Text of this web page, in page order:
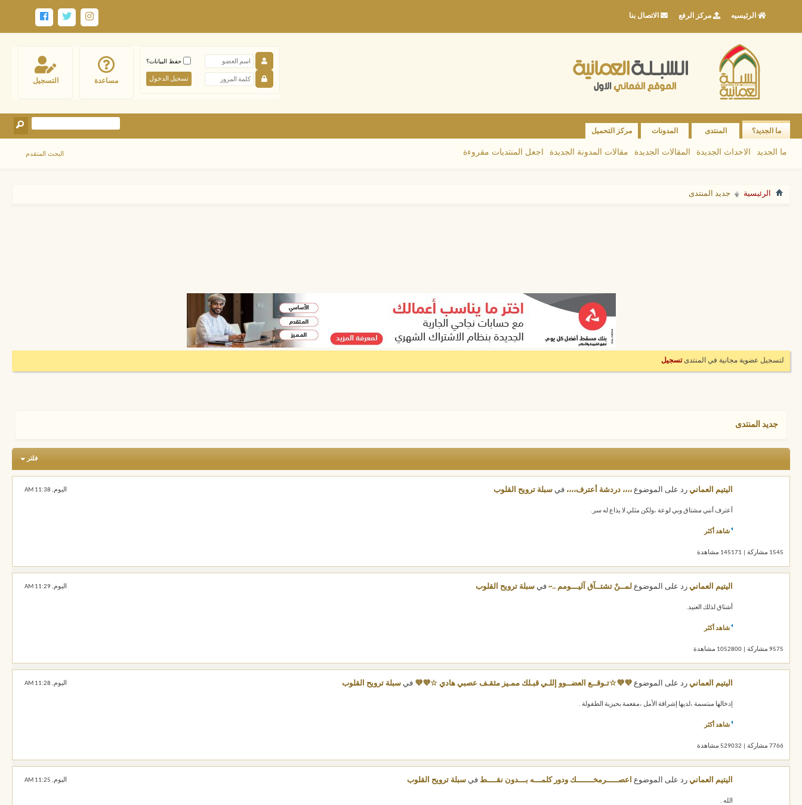
الرئيسيه مركز الرفع الاتصال بنا
التسجيل مساعدة
حفظ البيانات؟
ما الجديد؟
ما الجديد الاحداث الجديدة المقالات الجديدة مقالات المدونة الجديدة اجعل المنتديات مقروءة
المنتدى المدونات مركز التحميل
البحث المتقدم
الرئيسية جديد المنتدى
لتسجيل عضوية مجانية في المنتدىتسجيل
جديد المنتدى
فلتر
اليوم, 11:38 AM اليتيم العماني رد على الموضوع ،،،، دردشة أعترف،،،، في سبلة ترويح القلوب
أعترف أنني مشتاق وبي لوعة ،ولكن مثلي لا يذاع له سر.
شاهد أكثر
1545 مشاركة | 145171 مشاهدة
اليوم, 11:29 AM اليتيم العماني رد على الموضوع لمــنْ تشتــآق آليـــومم ..~ في سبلة ترويح القلوب
أشتاق لذلك العنيد.
شاهد أكثر
9575 مشاركة | 1052800 مشاهدة
اليوم, 11:28 AM اليتيم العماني رد على الموضوع 💜💜☆تـوقــع العضــوو إللـي قبـلك ممـيز مثقـف عصبي هادي ☆💜💜 في سبلة ترويح القلوب
إدخالها مبتسمة ،لديها إشراقة الأمل ،مفعمة بحيزية الطفولة .
شاهد أكثر
7766 مشاركة | 529032 مشاهدة
اليوم, 11:25 AM اليتيم العماني رد على الموضوع اعصـــــرمخـــــــك ودور كلمـــه بـــدون نقــــط في سبلة ترويح القلوب
الله .